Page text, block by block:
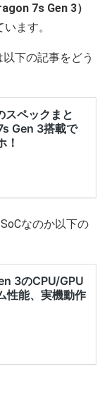
7s Gen 3）
ます。
下の記事をどう
なのか以下の